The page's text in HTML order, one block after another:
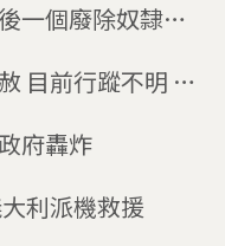
一個廢除奴隸制
目前行蹤不明 利
府轟炸
利派機救援